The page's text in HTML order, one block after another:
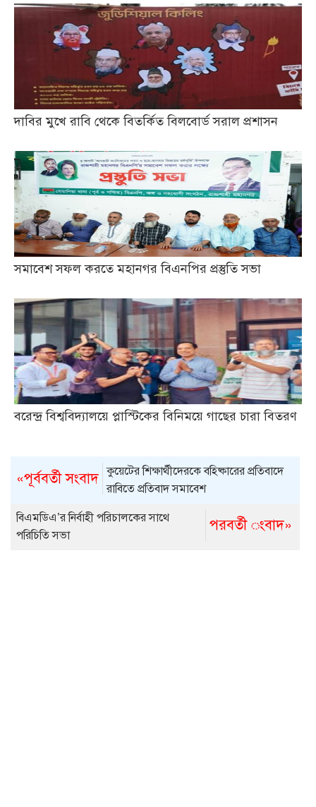
দাবির মুখে রাবি থেকে বিতর্কিত বিলবোর্ড সরাল প্রশাসন
সমাবেশ সফল করতে মহানগর বিএনপির প্রস্তুতি সভা
বরেন্দ্র বিশ্ববিদ্যালয়ে প্লাস্টিকের বিনিময়ে গাছের চারা বিতরণ
«পূর্ববর্তী সংবাদ কুয়েটের শিক্ষার্থীদেরকে বহিষ্কারের প্রতিবাদে
রাবিতে প্রতিবাদ সমাবেশ
পরবর্তী ংবাদ»
বিএমডিএ’র নির্বাহী পরিচালকের সাথে
পরিচিতি সভা